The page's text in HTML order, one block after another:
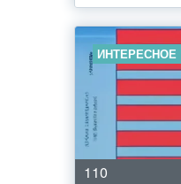
ИНТЕРЕСНОЕ
110